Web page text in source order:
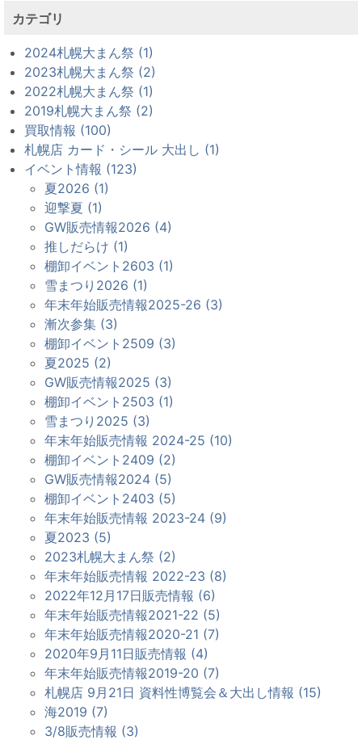
カテゴリ
2024札幌大まん祭 (1)
2023札幌大まん祭 (2)
2022札幌大まん祭 (1)
2019札幌大まん祭 (2)
買取情報 (100)
札幌店 カード・シール 大出し (1)
イベント情報 (123)
夏2026 (1)
迎撃夏 (1)
GW販売情報2026 (4)
推しだらけ (1)
棚卸イベント2603 (1)
雪まつり2026 (1)
年末年始販売情報2025-26 (3)
漸次参集 (3)
棚卸イベント2509 (3)
夏2025 (2)
GW販売情報2025 (3)
棚卸イベント2503 (1)
雪まつり2025 (3)
年末年始販売情報 2024-25 (10)
棚卸イベント2409 (2)
GW販売情報2024 (5)
棚卸イベント2403 (5)
年末年始販売情報 2023-24 (9)
夏2023 (5)
2023札幌大まん祭 (2)
年末年始販売情報 2022-23 (8)
2022年12月17日販売情報 (6)
年末年始販売情報2021-22 (5)
年末年始販売情報2020-21 (7)
2020年9月11日販売情報 (4)
年末年始販売情報2019-20 (7)
札幌店 9月21日 資料性博覧会＆大出し情報 (15)
海2019 (7)
3/8販売情報 (3)